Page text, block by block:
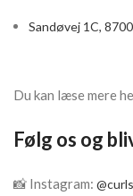
Sandøvej 1C,
Du kan læse mere
Følg os og
📸 Instagram: